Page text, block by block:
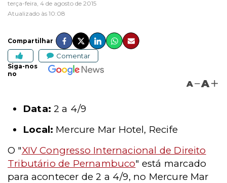
terça-feira, 4 de agosto de 2015
Atualizado às 10:08
Compartilhar
Comentar
Siga-nos
no
A A
Data: 2 a 4/9
Local: Mercure Mar Hotel, Recife
O "XIV Congresso Internacional de Direito
Tributário de Pernambuco" está marcado
para acontecer de 2 a 4/9, no Mercure Mar